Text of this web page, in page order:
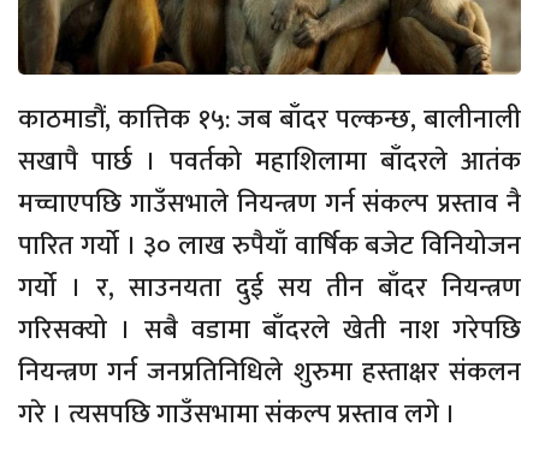
काठमाडौं, कात्तिक १५: जब बाँदर पल्कन्छ, बालीनाली
सखापै पार्छ । पवर्तको महाशिलामा बाँदरले आतंक
मच्चाएपछि गाउँसभाले नियन्त्रण गर्न संकल्प प्रस्ताव नै
पारित गर्यो । ३० लाख रुपैयाँ वार्षिक बजेट विनियोजन
गर्यो । र, साउनयता दुई सय तीन बाँदर नियन्त्रण
गरिसक्यो । सबै वडामा बाँदरले खेती नाश गरेपछि
नियन्त्रण गर्न जनप्रतिनिधिले शुरुमा हस्ताक्षर संकलन
गरे । त्यसपछि गाउँसभामा संकल्प प्रस्ताव लगे ।